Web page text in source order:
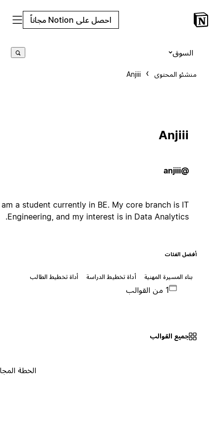
احصل على Notion مجاناً
منشئو المحتوى Anjiii
Anjiii
I am a student currently in BE. My core branch is IT
Engineering, and my interest is in Data Analytics.
أفضل الفئات
بناء المسيرة المهنية أداة تخطيط الدراسة أداة تخطيط الطالب
جميع القوالب
الخطة المجانية ٠